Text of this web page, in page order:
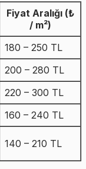
Fiyat Aralığı (₺
/ m²)
180 – 250 TL
200 – 280 TL
220 – 300 TL
160 – 240 TL
140 – 210 TL